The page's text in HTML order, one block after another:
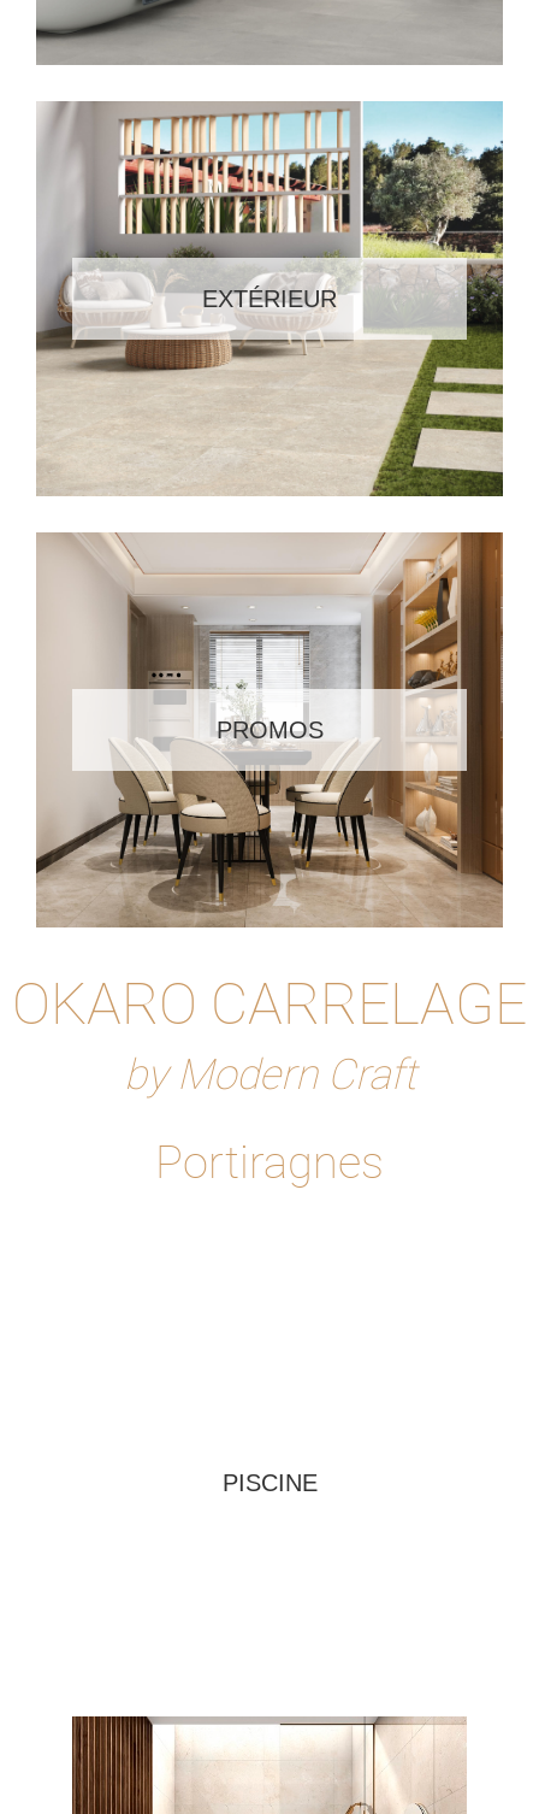
EXTÉRIEUR
PROMOS
OKARO CARRELAGE
by Modern Craft
Portiragnes
PISCINE